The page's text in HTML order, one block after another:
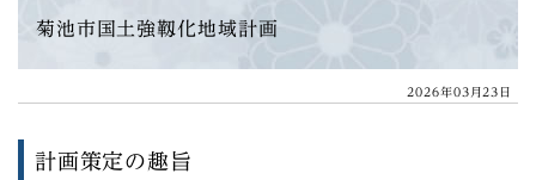
菊池市国土強靱化地域計画
2026年03月23日
計画策定の趣旨